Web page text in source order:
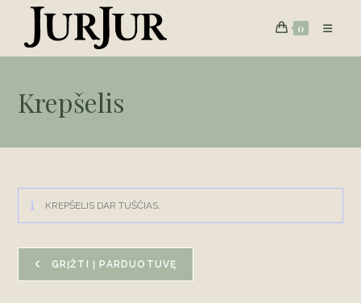
content
0
Krepšelis
KREPŠELIS DAR TUŠČIAS.
GRĮŽTI Į PARDUOTUVĘ